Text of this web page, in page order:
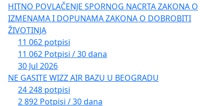
HITNO POVLAČENJE SPORNOG NACRTA ZAKONA O
IZMENAMA I DOPUNAMA ZAKONA O DOBROBITI
ŽIVOTINJA
11 062 potpisi
11 062 Potpisi / 30 dana
30 Jul 2026
NE GASITE WIZZ AIR BAZU U BEOGRADU
24 248 potpisi
2 892 Potpisi / 30 dana